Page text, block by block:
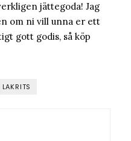
jättegoda! Jag
om ni vill unna er ett
gott godis, så köp
LAKRITS